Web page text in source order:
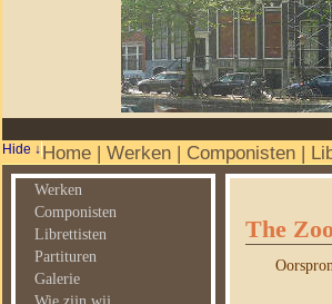
Home | Werken | Componisten |
Werken
Componisten
Librettisten
Partituren
Galerie
The